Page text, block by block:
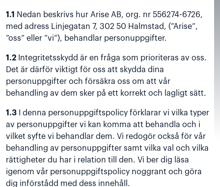
1.1
Nedan beskrivs hur Arise AB, org. nr 556274-6726,
med adress Linjegatan 7, 302 50 Halmstad, (”Arise”,
”oss” eller ”vi”), behandlar personuppgifter.
1.2 Integritetsskydd är en fråga som prioriteras av oss.
Det är därför viktigt för oss att skydda dina
personuppgifter och försäkra oss om att vår
behandling av dem sker på ett korrekt och lagligt sätt.
1.3 I denna personuppgiftspolicy förklarar vi vilka typer
av personuppgifter vi kan komma att behandla och i
vilket syfte vi behandlar dem. Vi redogör också för vår
behandling av personuppgifter samt vilka val och vilka
rättigheter du har i relation till den. Vi ber dig läsa
igenom vår personuppgiftspolicy noggrant och göra
dig införstådd med dess innehåll.